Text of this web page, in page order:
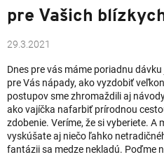
pre Vašich
29.3.2021
Dnes pre vás máme poriadnu
pre Vás nápady, ako vyzdobiť
postupov sme zhromaždili aj
ako vajíčka nafarbiť prírodnou
zdobenie. Veríme, že si vyberiete. A
vyskúšate aj niečo ľahko
fantázii sa medze nekladú. Poďme